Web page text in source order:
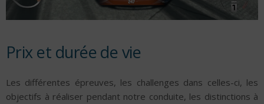
Prix et durée de vie
Les différentes épreuves, les challenges dans celles-ci, les
objectifs à réaliser pendant notre conduite, les distinctions à